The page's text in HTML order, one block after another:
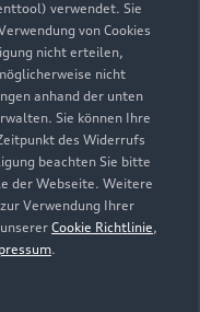
verwendet. Sie
von Cookies
nicht erteilen,
nicht
anhand der unten
Sie können Ihre
des Widerrufs
beachten Sie bitte
der Webseite. Weitere
Verwendung Ihrer
Cookie Richtlinie,
.